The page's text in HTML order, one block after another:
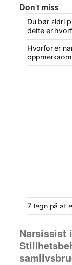
Don’t miss
Du bør aldri
dette er
Hvorfor er
7 tegn på at
Narsissist